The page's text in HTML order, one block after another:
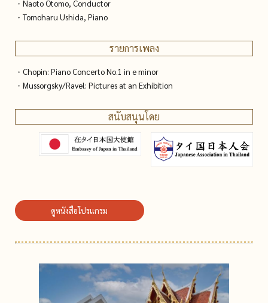
・Naoto Otomo, Conductor
・Tomoharu Ushida, Piano
รายการเพลง
・Chopin: Piano Concerto No.1 in e minor
・Mussorgsky/Ravel: Pictures at an Exhibition
สนับสนุนโดย
ดูหนังสือโปรแกรม